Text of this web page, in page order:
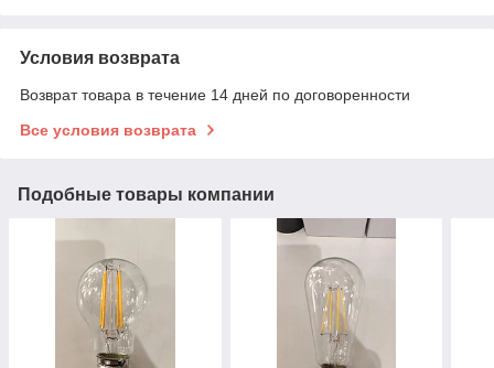
Условия возврата
Возврат товара в течение 14 дней по договоренности
Все условия возврата
Подобные товары компании